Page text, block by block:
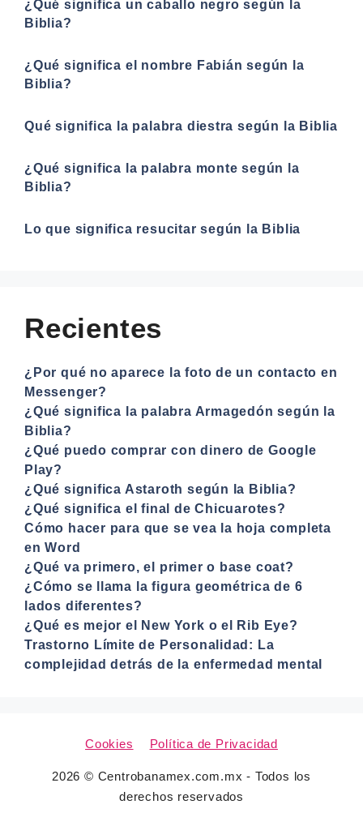
¿Qué significa un caballo negro según la
Biblia?
¿Qué significa el nombre Fabián según la
Biblia?
Qué significa la palabra diestra según la Biblia
¿Qué significa la palabra monte según la
Biblia?
Lo que significa resucitar según la Biblia
Recientes
¿Por qué no aparece la foto de un contacto en
Messenger?
¿Qué significa la palabra Armagedón según la
Biblia?
¿Qué puedo comprar con dinero de Google
Play?
¿Qué significa Astaroth según la Biblia?
¿Qué significa el final de Chicuarotes?
Cómo hacer para que se vea la hoja completa
en Word
¿Qué va primero, el primer o base coat?
¿Cómo se llama la figura geométrica de 6
lados diferentes?
¿Qué es mejor el New York o el Rib Eye?
Trastorno Límite de Personalidad: La
complejidad detrás de la enfermedad mental
Cookies Política de Privacidad
2026 © Centrobanamex.com.mx - Todos los
derechos reservados